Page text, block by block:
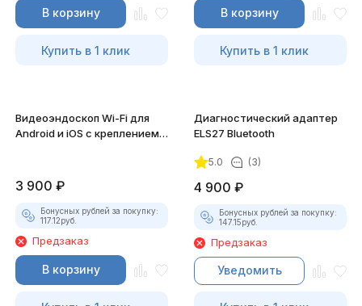
В корзину
Купить в 1 клик
В корзину
Купить в 1 клик
Видеоэндоскоп Wi-Fi для
Android и iOS с креплением
3 900 ₽
Бонусных рублей за покупку:
117.12руб.
Предзаказ
В корзину
Диагностический адаптер
ELS27 Bluetooth
5.0 (3)
4 900 ₽
Бонусных рублей за покупку:
147.15руб.
Предзаказ
Уведомить